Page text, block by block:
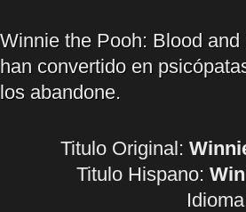
Winnie the Pooh: Blood
han convertido en
los abandone.
Titulo Original:
Titulo Hispano: